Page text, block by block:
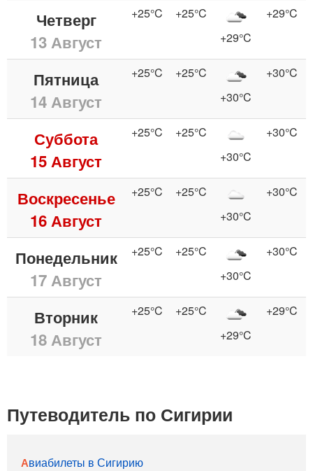
Четверг
13 Август
+25°C
+25°C
+29°C
+29°C
Пятница
14 Август
+25°C
+25°C
+30°C
+30°C
Суббота
15 Август
+25°C
+25°C
+30°C
+30°C
Воскресенье
16 Август
+25°C
+25°C
+30°C
+30°C
Понедельник
17 Август
+25°C
+25°C
+30°C
+30°C
Вторник
18 Август
+25°C
+25°C
+29°C
+29°C
Путеводитель по Сигирии
Авиабилеты в Сигирию